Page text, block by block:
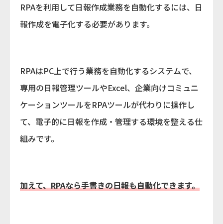
RPAを利用して日報作成業務を自動化するには、日
報作成を電子化する必要があります。
RPAはPC上で行う業務を自動化するシステムで、
専用の日報管理ツールやExcel、企業向けコミュニ
ケーションツールをRPAツールが代わりに操作し
て、電子的に日報を作成・管理する環境を整える仕
組みです。
加えて、RPAなら手書きの日報も自動化できます。